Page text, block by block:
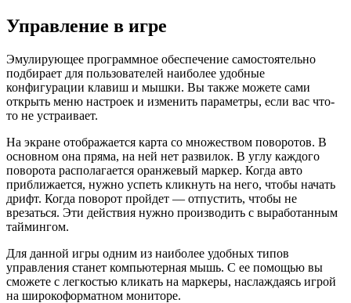
Управление в игре
Эмулирующее программное обеспечение самостоятельно
подбирает для пользователей наиболее удобные
конфигурации клавиш и мышки. Вы также можете сами
открыть меню настроек и изменить параметры, если вас что-
то не устраивает.
На экране отображается карта со множеством поворотов. В
основном она пряма, на ней нет развилок. В углу каждого
поворота располагается оранжевый маркер. Когда авто
приближается, нужно успеть кликнуть на него, чтобы начать
дрифт. Когда поворот пройдет — отпустить, чтобы не
врезаться. Эти действия нужно производить с выработанным
таймингом.
Для данной игры одним из наиболее удобных типов
управления станет компьютерная мышь. С ее помощью вы
сможете с легкостью кликать на маркеры, наслаждаясь игрой
на широкоформатном мониторе.